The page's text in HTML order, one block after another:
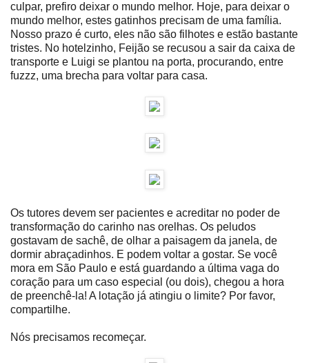
culpar, prefiro deixar o mundo melhor. Hoje, para deixar o
mundo melhor, estes gatinhos precisam de uma família.
Nosso prazo é curto, eles não são filhotes e estão bastante
tristes. No hotelzinho, Feijão se recusou a sair da caixa de
transporte e Luigi se plantou na porta, procurando, entre
fuzzz, uma brecha para voltar para casa.
Os tutores devem ser pacientes e acreditar no poder de
transformação do carinho nas orelhas. Os peludos
gostavam de sachê, de olhar a paisagem da janela, de
dormir abraçadinhos. E podem voltar a gostar. Se você
mora em São Paulo e está guardando a última vaga do
coração para um caso especial (ou dois), chegou a hora
de preenchê-la! A lotação já atingiu o limite? Por favor,
compartilhe.
Nós precisamos recomeçar.